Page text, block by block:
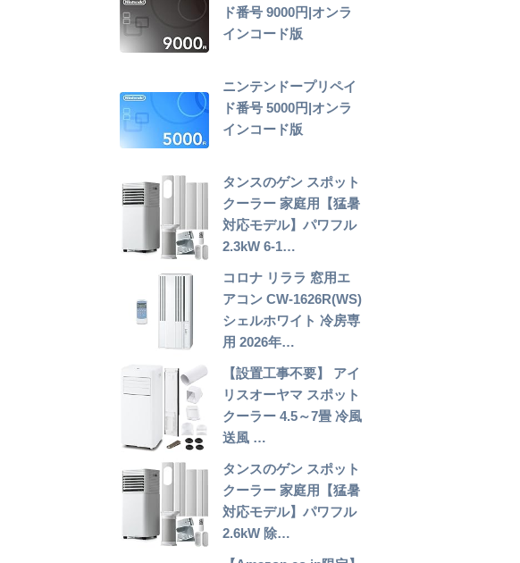
ド番号 9000円|オンラ
インコード版
ニンテンドープリペイ
ド番号 5000円|オンラ
インコード版
タンスのゲン スポット
クーラー 家庭用【猛暑
対応モデル】パワフル
2.3kW 6-1…
コロナ リララ 窓用エ
アコン CW-1626R(WS)
シェルホワイト 冷房専
用 2026年…
【設置工事不要】 アイ
リスオーヤマ スポット
クーラー 4.5～7畳 冷風
送風 …
タンスのゲン スポット
クーラー 家庭用【猛暑
対応モデル】パワフル
2.6kW 除…